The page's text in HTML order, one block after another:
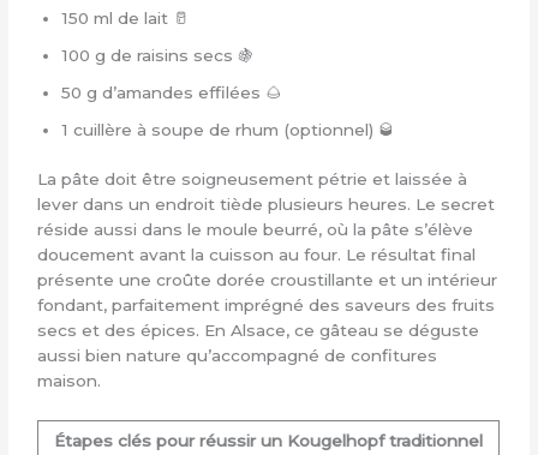
150 ml de lait 🥛
100 g de raisins secs 🍇
50 g d’amandes effilées 🌰
1 cuillère à soupe de rhum (optionnel) 🥃
La pâte doit être soigneusement pétrie et laissée à
lever dans un endroit tiède plusieurs heures. Le secret
réside aussi dans le moule beurré, où la pâte s’élève
doucement avant la cuisson au four. Le résultat final
présente une croûte dorée croustillante et un intérieur
fondant, parfaitement imprégné des saveurs des fruits
secs et des épices. En Alsace, ce gâteau se déguste
aussi bien nature qu’accompagné de confitures
maison.
Étapes clés pour réussir un Kougelhopf traditionnel